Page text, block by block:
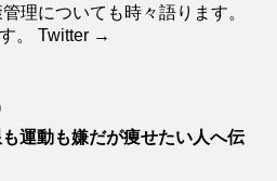
理についても時々語ります。
。 Twitter →
運動も嫌だが痩せたい人へ伝